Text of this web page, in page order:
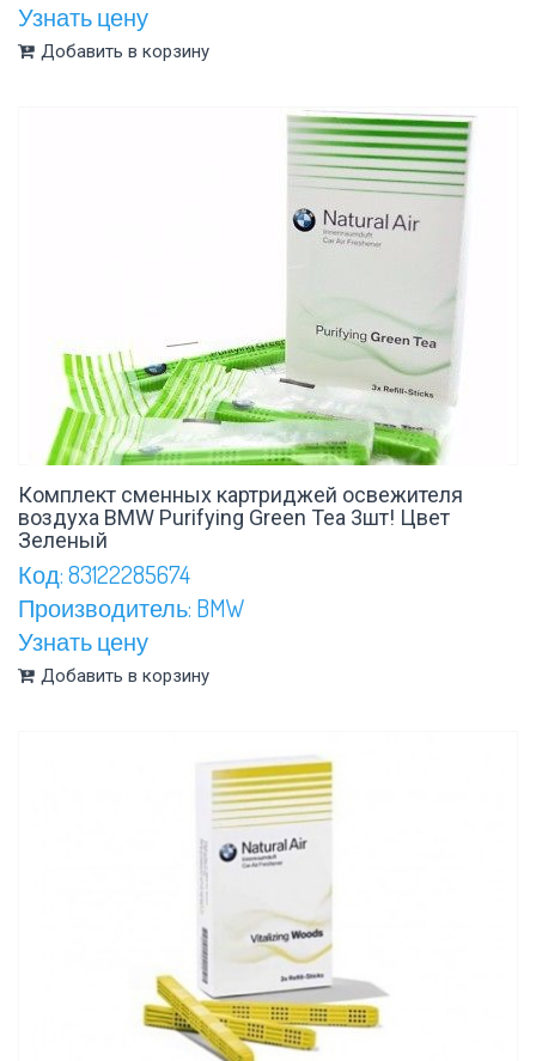
Узнать цену
Добавить в корзину
Комплект сменных картриджей освежителя
воздуха BMW Purifying Green Tea 3шт! Цвет
Зеленый
Код: 83122285674
Производитель: BMW
Узнать цену
Добавить в корзину